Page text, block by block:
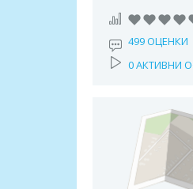
499 ОЦЕНКИ
0 АКТИВНИ